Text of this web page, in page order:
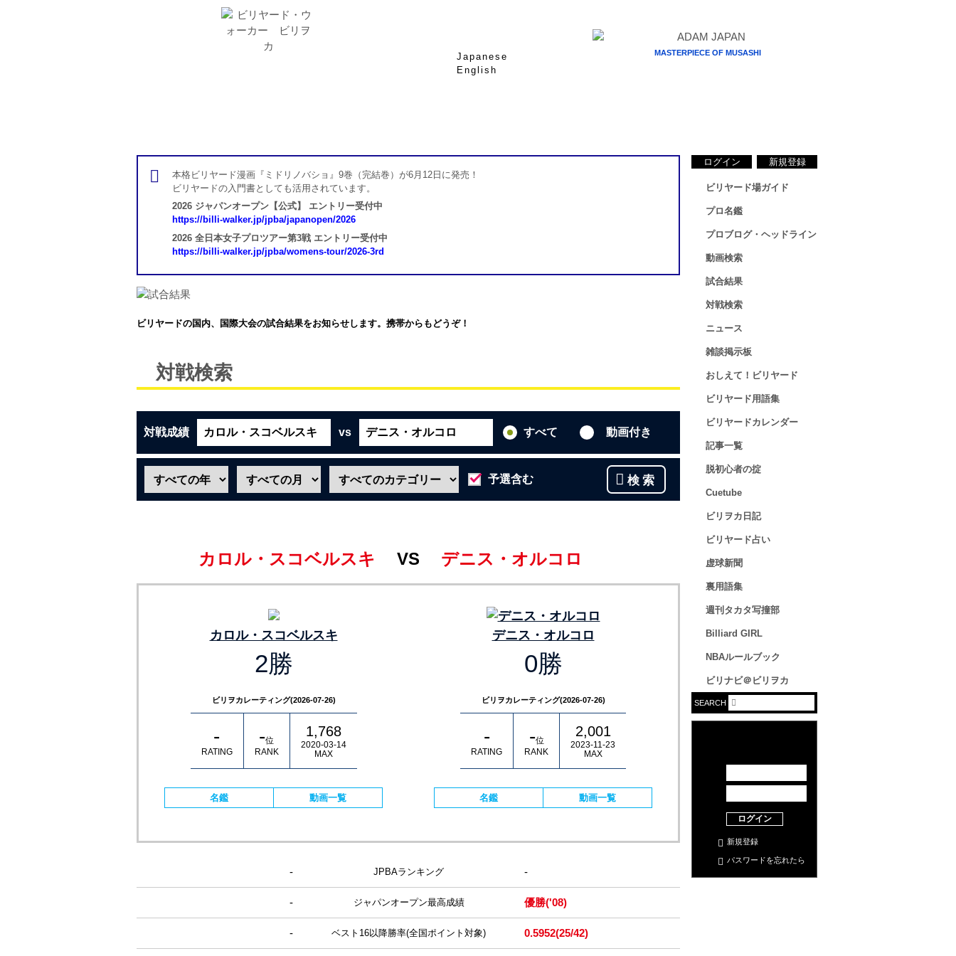
Japanese
English
MASTERPIECE OF MUSASHI
本格ビリヤード漫画『ミドリノバショ』9巻（完結巻）が6月12日に発売！
ビリヤードの入門書としても活用されています。
2026 ジャパンオープン【公式】 エントリー受付中
https://billi-walker.jp/jpba/japanopen/2026
2026 全日本女子プロツアー第3戦 エントリー受付中
https://billi-walker.jp/jpba/womens-tour/2026-3rd
ビリヤードの国内、国際大会の試合結果をお知らせします。携帯からもどうぞ！
対戦検索
対戦成績 vs すべて 動画付き
予選含む 検索
カロル・スコベルスキ VS デニス・オルコロ
カロル・スコベルスキ
2勝
デニス・オルコロ
0勝
ビリヲカレーティング(2026-07-26)
-
RATING
-位
RANK
1,768
2020-03-14
MAX
名鑑 動画一覧
ビリヲカレーティング(2026-07-26)
-
RATING
-位
RANK
2,001
2023-11-23
MAX
名鑑 動画一覧
- JPBAランキング -
- ジャパンオープン最高成績 優勝('08)
- ベスト16以降勝率(全国ポイント対象) 0.5952(25/42)
ログイン 新規登録
ビリヤード場ガイド
プロ名鑑
プロブログ・ヘッドライン
動画検索
試合結果
対戦検索
ニュース
雑談掲示板
おしえて！ビリヤード
ビリヤード用語集
ビリヤードカレンダー
記事一覧
脱初心者の掟
Cuetube
ビリヲカ日記
ビリヤード占い
虚球新聞
裏用語集
週刊タカタ写撞部
Billiard GIRL
NBAルールブック
ビリナビ＠ビリヲカ
SEARCH
ログイン
新規登録
パスワードを忘れたら